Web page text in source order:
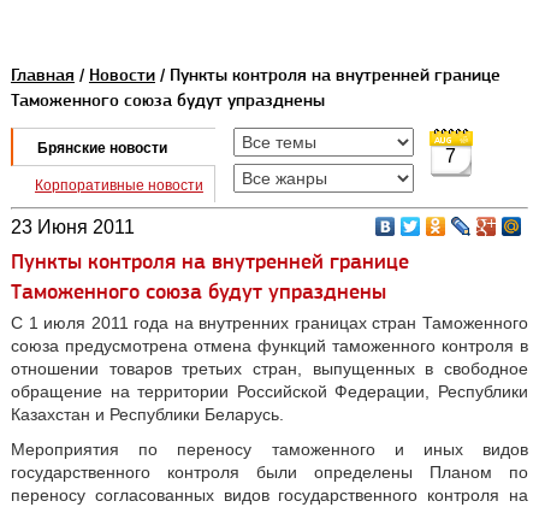
Главная / Новости/ Пункты контроля на внутренней границе
Таможенного союза будут упразднены
Брянские новости
Корпоративные новости
7
23 Июня 2011
Пункты контроля на внутренней границе
Таможенного союза будут упразднены
С 1 июля 2011 года на внутренних границах стран Таможенного
союза предусмотрена отмена функций таможенного контроля в
отношении товаров третьих стран, выпущенных в свободное
обращение на территории Российской Федерации, Республики
Казахстан и Республики Беларусь.
Мероприятия по переносу таможенного и иных видов
государственного контроля были определены Планом по
переносу согласованных видов государственного контроля на